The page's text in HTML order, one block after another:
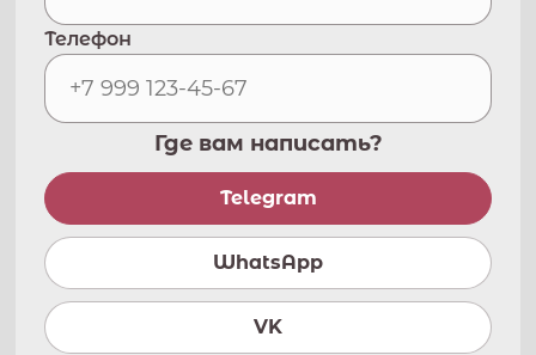
Телефон
Где вам написать?
Telegram
WhatsApp
VK